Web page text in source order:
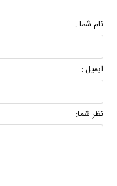
نام شما :
ایمیل :
نظر شما: